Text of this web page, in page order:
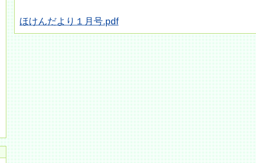
ほけんだより１月号.pdf